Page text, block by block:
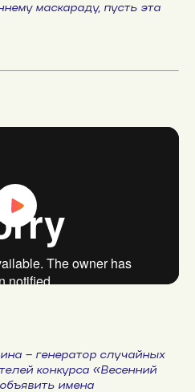
маскараду, пусть эта
– генератор случайных
конкурса «Весенний
имена